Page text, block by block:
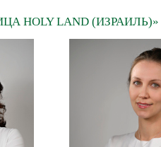
LAND (ИЗРАИЛЬ)»